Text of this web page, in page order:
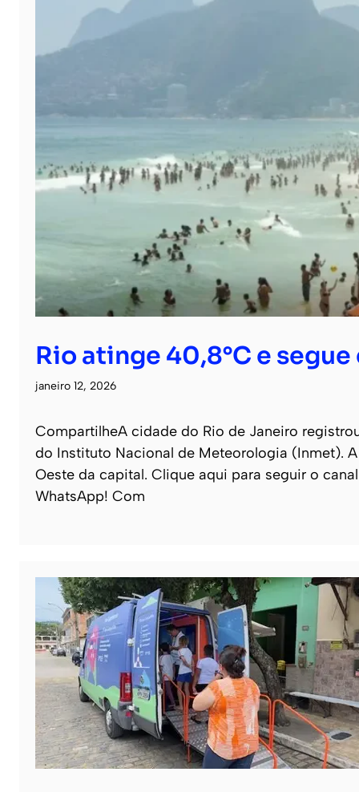
Rio atinge 40,8°C e
janeiro 12, 2026
CompartilheA cidade do Rio de Janeiro
do Instituto Nacional de Meteorologia (Inmet).
Oeste da capital. Clique aqui para seguir o
WhatsApp! Com